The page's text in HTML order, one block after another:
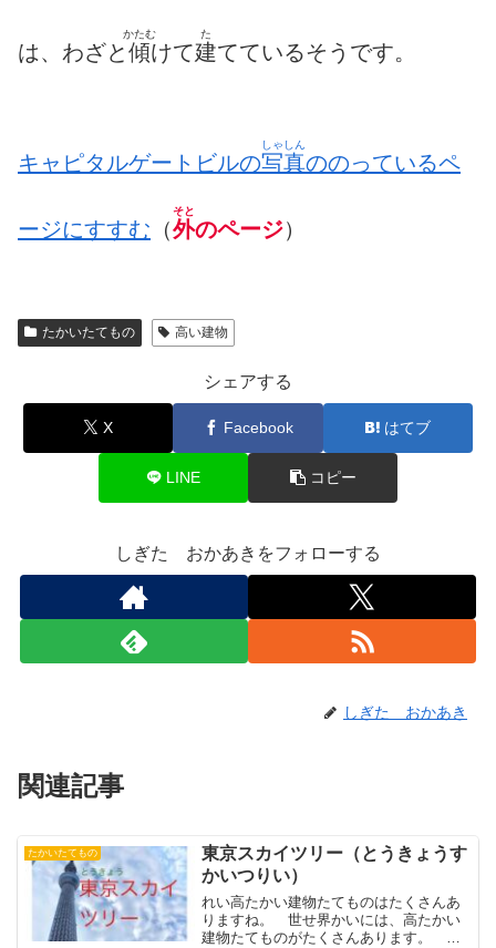
は、わざと傾
かたむ
けて建
た
てているそうです。
キャピタルゲートビルの写真
しゃしん
ののっているペ
ージにすすむ （外
そと
のページ）
たかいたてもの 高い建物
シェアする
X Facebook はてブ
LINE コピー
しぎた おかあきをフォローする
しぎた おかあき
関連記事
たかいたてもの
東京スカイツリー（とうきょうす
かいつりい）
れい高たかい建物たてものはたくさんあ
りますね。 世せ界かいには、高たかい
建物たてものがたくさんあります。 人